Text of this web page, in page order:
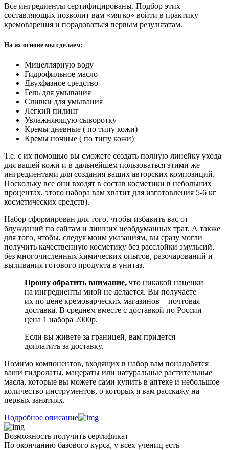
Все ингредиенты сертифицированы. Подбор этих
составляющих позволит вам «мягко» войти в практику
кремоварения и порадоваться первым результатам.
На их основе мы сделаем:
Мицеллярную воду
Гидрофильное масло
Двухфазное средство
Гель для умывания
Сливки для умывания
Легкий пилинг
Увлажняющую сыворотку
Кремы дневные ( по типу кожи)
Кремы ночные ( по типу кожи)
Т.е. с их помощью вы сможете создать полную линейку ухода
для вашей кожи и в дальнейшем пользоваться этими же
ингредиентами для создания ваших авторских композиций.
Поскольку все они входят в состав косметики в небольших
процентах, этого набора вам хватит для изготовления 5-6 кг
косметических средств).
Набор сформирован для того, чтобы избавить вас от
блужданий по сайтам и лишних необдуманных трат. А также
для того, чтобы, следуя моим указаниям, вы сразу могли
получить качественную косметику без расслойки эмульсий,
без многочисленных химических опытов, разочарований и
выливания готового продукта в унитаз.
Прошу обратить внимание, что никакой наценки
на ингредиенты мной не делается. Вы получаете
их по цене кремоварческих магазинов + почтовая
доставка. В среднем вместе с доставкой по России
цена 1 набора 2000р.
Если вы живете за границей, вам придется
доплатить за доставку.
Помимо компонентов, входящих в набор вам понадобятся
ваши гидролаты, мацераты или натуральные растительные
масла, которые вы можете сами купить в аптеке и небольшое
количество инструментов, о которых я вам расскажу на
первых занятиях.
Подробное описание
Возможность получить сертификат
По окончанию базового курса, у всех учениц есть